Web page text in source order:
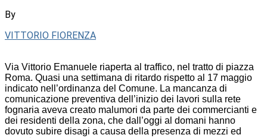
By
VITTORIO FIORENZA
Via Vittorio Emanuele riaperta al traffico, nel tratto di piazza
Roma. Quasi una settimana di ritardo rispetto al 17 maggio
indicato nell’ordinanza del Comune. La mancanza di
comunicazione preventiva dell’inizio dei lavori sulla rete
fognaria aveva creato malumori da parte dei commercianti e
dei residenti della zona, che dall’oggi al domani hanno
dovuto subire disagi a causa della presenza di mezzi ed